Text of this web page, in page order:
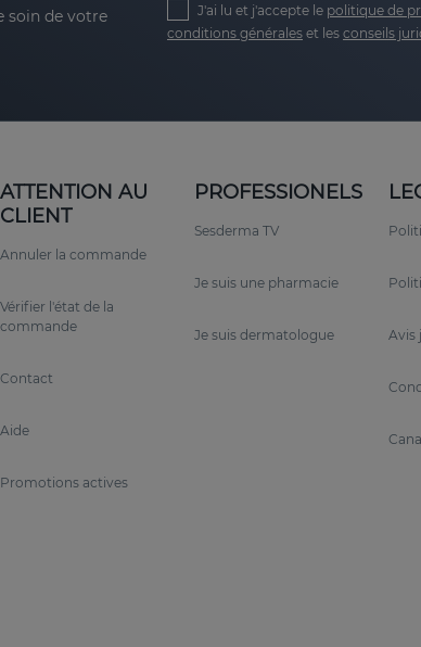
hyaluronique renforce l'hydratation naturelle,
rétinol et propionate de rétinyle) fait
actifs pénètrent profondément
soin de votre
J'ai lu et j'accepte le politique de
conditions générales et les conseils
ATTENTION AU
CLIENT
Annuler la commande
Vérifier l'état de la
commande
Contact
Aide
Promotions actives
PROFESSIONELS
Sesderma TV
Je suis une pharmacie
Je suis dermatologue Avis